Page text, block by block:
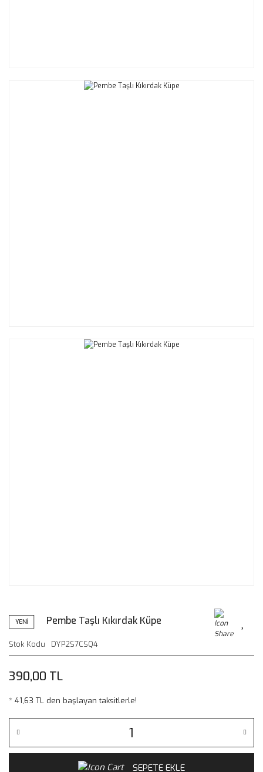
YENİ Pembe Taşlı Kıkırdak Küpe
Stok Kodu DYP2S7CSQ4
390,00 TL
* 41,63 TL den başlayan taksitlerle!
SEPETE EKLE